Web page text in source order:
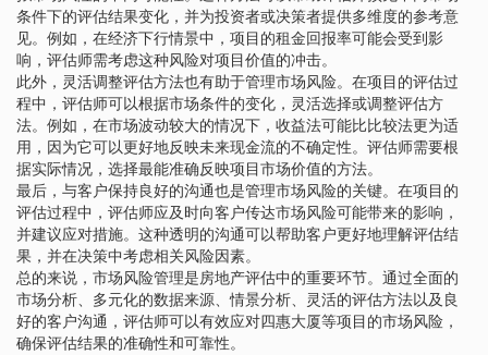
条件下的评估结果变化，并为投资者或决策者提供多维度的参考意
见。例如，在经济下行情景中，项目的租金回报率可能会受到影
响，评估师需考虑这种风险对项目价值的冲击。
此外，灵活调整评估方法也有助于管理市场风险。在项目的评估过
程中，评估师可以根据市场条件的变化，灵活选择或调整评估方
法。例如，在市场波动较大的情况下，收益法可能比比较法更为适
用，因为它可以更好地反映未来现金流的不确定性。评估师需要根
据实际情况，选择最能准确反映项目市场价值的方法。
最后，与客户保持良好的沟通也是管理市场风险的关键。在项目的
评估过程中，评估师应及时向客户传达市场风险可能带来的影响，
并建议应对措施。这种透明的沟通可以帮助客户更好地理解评估结
果，并在决策中考虑相关风险因素。
总的来说，市场风险管理是房地产评估中的重要环节。通过全面的
市场分析、多元化的数据来源、情景分析、灵活的评估方法以及良
好的客户沟通，评估师可以有效应对四惠大厦等项目的市场风险，
确保评估结果的准确性和可靠性。